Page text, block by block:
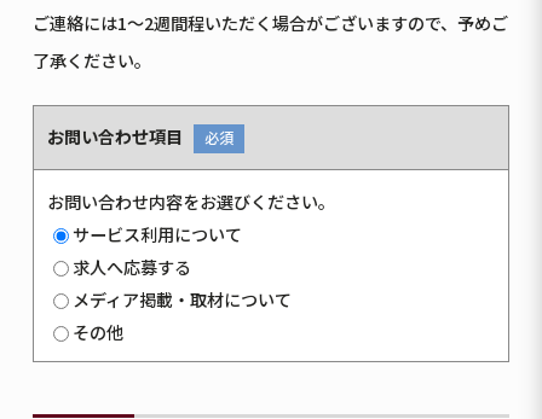
ご連絡には1～2週間程いただく場合がございますので、予めご
了承ください。
お問い合わせ項目 必須
お問い合わせ内容をお選びください。
サービス利用について
求人へ応募する
メディア掲載・取材について
その他